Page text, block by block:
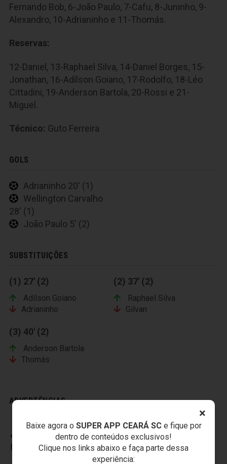
×
Baixe agora o SUPER APP CEARÁ SCe fique por
dentro de conteúdos exclusivos!
Clique nos links abaixo e faça parte dessa
experiência:
Fernando Bob, 6-João Paulo, 7-Cafu, 8-Juninho, 9-
Alexandro, 10-Adrianinho e 11-Thomás.
Reservas:
12-Daniel, 13-Raphael Silva, 14-Daniel Borges, 15-
Jonathan, 16-Adílson Goiano, 17-Rodolfo, 18-Léo
Cittadini, 19-Anderson Bartola, 20-Rossi e 21-
Miguel.
Técnico: Guto Ferreira
GOLS
Adrianinho 20' (1)
Wellington Carvalho
28' (1)
João Paulo 5' (2)
SUBSTITUIÇÕES
(1) 27' (2)
Adílson Goiano
Adrianinho
(2) 37' (2)
Raphael Silva
Gilvan
(3) 40' (2)
Anderson Bartola
Thomás
ADVERTÊNCIAS
CEARÁ SPORTING CLUB